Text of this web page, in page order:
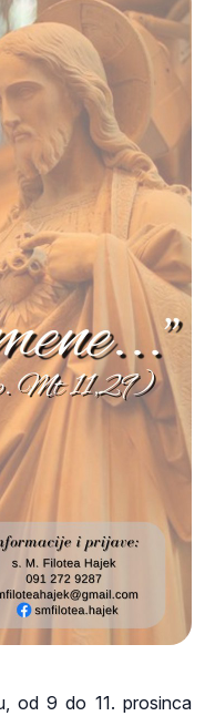
od 9 do 11. prosinca